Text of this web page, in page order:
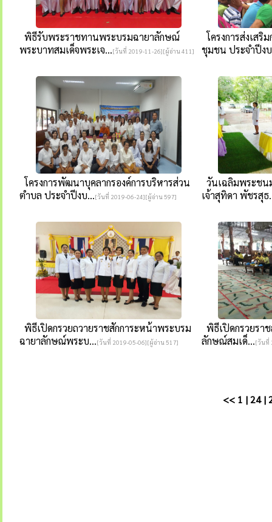
พิธีรับพระราชทานพระบรมฉายาลักษณ์
พระบาทสมเด็จพระเจ...[วันที่ 2019-11-26][ผู้อ่าน 411]
โครงการส่งเส
ชุมชน ประจำปีง
โครงการพัฒนาบุคลากรองค์การบริหารส่วน
ตำบล ประจำปีงบ...[วันที่ 2019-06-24][ผู้อ่าน 597]
วันเฉลิมพระชน
เจ้าสุทิดา พัชรสุธ
พิธีเปิดกรวยถวายราชสักการะหน้าพระบรม
ฉายาลักษณ์พระบ...[วันที่ 2019-05-06][ผู้อ่าน 517]
พิธีเปิดกรวยรา
ลักษณ์สมเด็...[วันที่
<< 1 |24|